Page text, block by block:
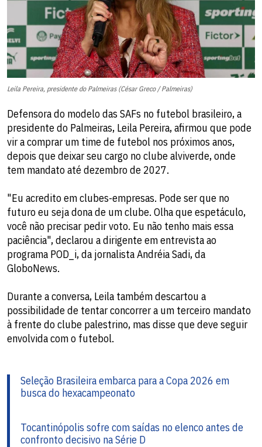
Leila Pereira, presidente do Palmeiras (César Greco / Palmeiras)
Defensora do modelo das SAFs no futebol brasileiro, a
presidente do Palmeiras, Leila Pereira, afirmou que pode
vir a comprar um time de futebol nos próximos anos,
depois que deixar seu cargo no clube alviverde, onde
tem mandato até dezembro de 2027.
"Eu acredito em clubes-empresas. Pode ser que no
futuro eu seja dona de um clube. Olha que espetáculo,
você não precisar pedir voto. Eu não tenho mais essa
paciência", declarou a dirigente em entrevista ao
programa POD_i, da jornalista Andréia Sadi, da
GloboNews.
Durante a conversa, Leila também descartou a
possibilidade de tentar concorrer a um terceiro mandato
à frente do clube palestrino, mas disse que deve seguir
envolvida com o futebol.
Seleção Brasileira embarca para a Copa 2026 em
busca do hexacampeonato
Tocantinópolis sofre com saídas no elenco antes de
confronto decisivo na Série D